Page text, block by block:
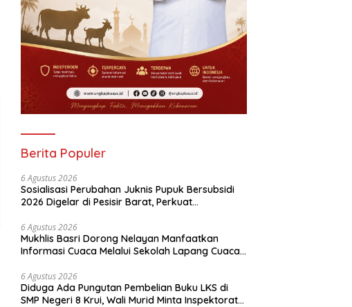
Berita Populer
6 Agustus 2026
Sosialisasi Perubahan Juknis Pupuk Bersubsidi
2026 Digelar di Pesisir Barat, Perkuat
6 Agustus 2026
Mukhlis Basri Dorong Nelayan Manfaatkan
Informasi Cuaca Melalui Sekolah Lapang Cuaca
6 Agustus 2026
Diduga Ada Pungutan Pembelian Buku LKS di
SMP Negeri 8 Krui, Wali Murid Minta Inspektorat